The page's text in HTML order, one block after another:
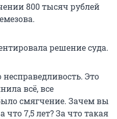
800 тысяч рублей
решение суда.
Это
всё, все
смягчение. Зачем вы
7,5 лет? За что такая